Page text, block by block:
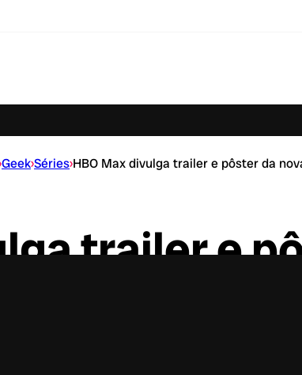
Geek›Séries›HBO Max divulga trailer e pôster da
trailer e